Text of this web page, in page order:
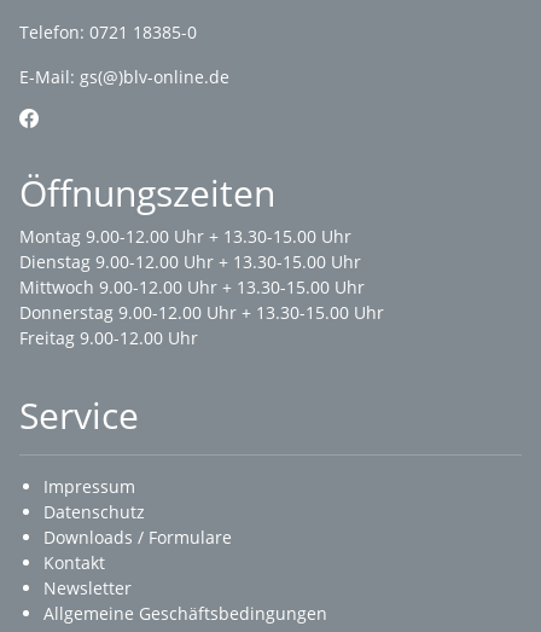
Telefon: 0721 18385-0
E-Mail: gs(@)blv-online.de
Öffnungszeiten
Montag 9.00-12.00 Uhr + 13.30-15.00 Uhr
Dienstag 9.00-12.00 Uhr + 13.30-15.00 Uhr
Mittwoch 9.00-12.00 Uhr + 13.30-15.00 Uhr
Donnerstag 9.00-12.00 Uhr + 13.30-15.00 Uhr
Freitag 9.00-12.00 Uhr
Service
Impressum
Datenschutz
Downloads / Formulare
Kontakt
Newsletter
Allgemeine Geschäftsbedingungen